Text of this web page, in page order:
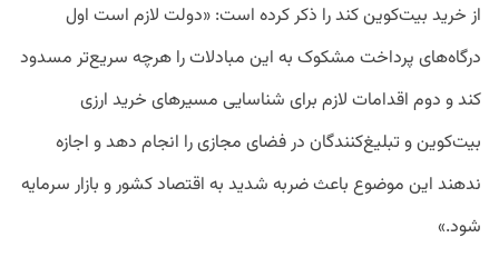
از خرید بیت‌کوین کند را ذکر کرده است: «دولت لازم است اول
درگاه‌های پرداخت مشکوک به این مبادلات را هرچه سریع‌تر مسدود
کند و دوم اقدامات لازم برای شناسایی مسیرهای خرید ارزی
بیت‌کوین و تبلیغ‌کنندگان در فضای مجازی را انجام دهد و اجازه
ندهند این موضوع باعث ضربه شدید به اقتصاد کشور و بازار سرمایه
شود.»